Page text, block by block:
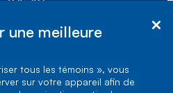
une meilleure
tous les témoins », vous
sur votre appareil afin de